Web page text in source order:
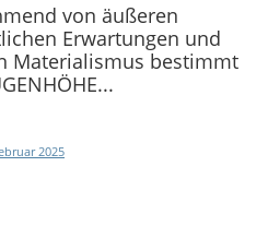
von äußeren
Erwartungen und
Materialismus bestimmt
2025